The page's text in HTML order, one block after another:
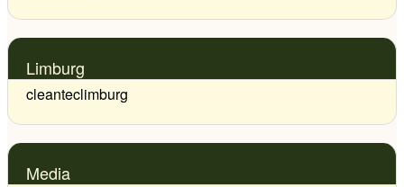
Limburg
cleanteclimburg
Media